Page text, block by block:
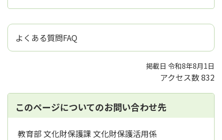
よくある質問FAQ
掲載日 令和8年8月1日
アクセス数832
このページについてのお問い合わせ先
教育部 文化財保護課 文化財保護活用係